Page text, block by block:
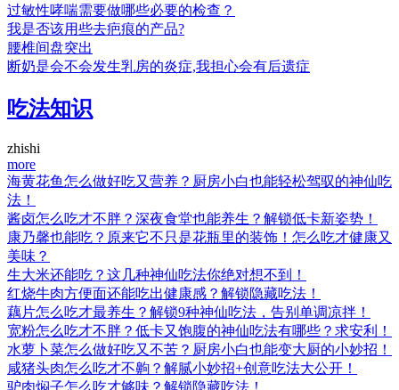
过敏性哮喘需要做哪些必要的检查？
我是否该用些去疤痕的产品?
腰椎间盘突出
断奶是会不会发生乳房的炎症,我担心会有后遗症
吃法知识
zhishi
more
海黄花鱼怎么做好吃又营养？厨房小白也能轻松驾驭的神仙吃
法！
酱卤怎么吃才不胖？深夜食堂也能养生？解锁低卡新姿势！
康乃馨也能吃？原来它不只是花瓶里的装饰！怎么吃才健康又
美味？
生大米还能吃？这几种神仙吃法你绝对想不到！
红烧牛肉方便面还能吃出健康感？解锁隐藏吃法！
藕片怎么吃才最养生？解锁9种神仙吃法，告别单调凉拌！
宽粉怎么吃才不胖？低卡又饱腹的神仙吃法有哪些？求安利！
水萝卜菜怎么做好吃又不苦？厨房小白也能变大厨的小妙招！
咸猪头肉怎么吃才不齁？解腻小妙招+创意吃法大公开！
驴肉焖子怎么吃才够味？解锁隐藏吃法！